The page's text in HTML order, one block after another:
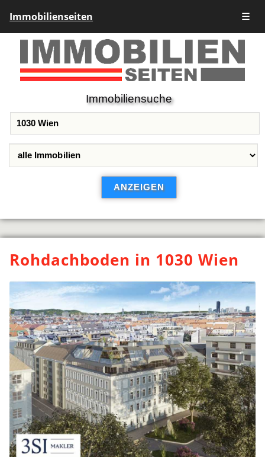
Immobilienseiten ☰
Immobiliensuche
Rohdachboden in 1030 Wien